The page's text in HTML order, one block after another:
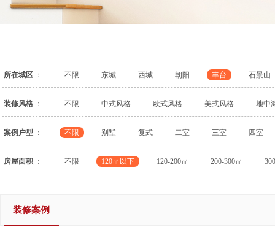
所在城区 ： 不限 东城 西城 朝阳 丰台 石景山
装修风格 ： 不限 中式风格 欧式风格 美式风格 地中
案例户型 ： 不限 别墅 复式 二室 三室 四室
房屋面积 ： 不限 120㎡以下 120-200㎡ 200-300㎡
装修案例